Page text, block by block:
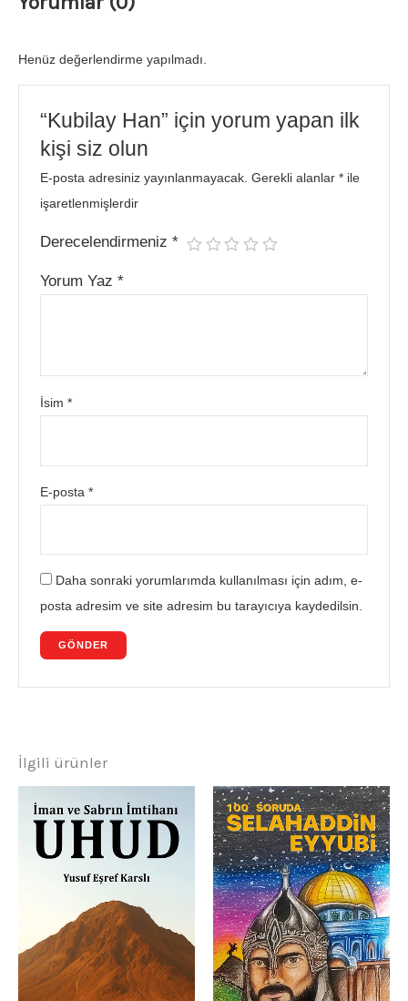
Henüz değerlendirme yapılmadı.
“Kubilay Han” için yorum yapan ilk
kişi siz olun
E-posta adresiniz yayınlanmayacak. Gerekli alanlar* ile
işaretlenmişlerdir
Derecelendirmeniz*
Yorum Yaz*
İsim*
E-posta*
Daha sonraki yorumlarımda kullanılması için adım, e-
posta adresim ve site adresim bu tarayıcıya kaydedilsin.
İlgili ürünler